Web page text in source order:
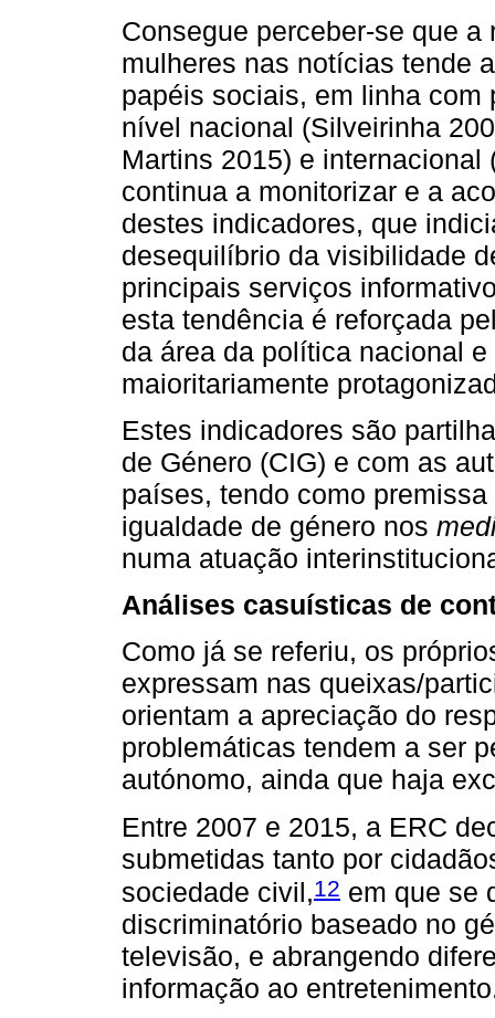
Consegue perceber‑se que
mulheres nas notícias tende
papéis sociais, em linha com
nível nacional (Silveirinha
Martins 2015) e
continua a monitorizar e a
destes indicadores, que
desequilíbrio da visibilidade
principais serviços
esta tendência é reforçada
da área da política nacional
maioritariamente
Estes indicadores são
de Género (CIG) e com as
países, tendo como
igualdade de género nos
numa atuação
Análises casuísticas de
Como já se referiu, os
expressam nas queixas/
orientam a apreciação do
problemáticas tendem a ser
autónomo, ainda que haja
Entre 2007 e 2015, a ERC
submetidas tanto por
sociedade civil,12 em que se
discriminatório baseado no
televisão, e abrangendo
informação ao